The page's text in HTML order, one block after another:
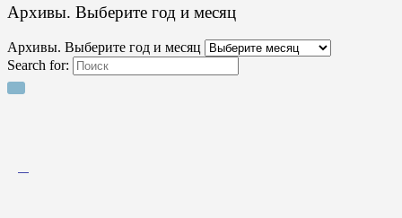
Архивы. Выберите год и месяц
Архивы. Выберите год и месяц
Search for: